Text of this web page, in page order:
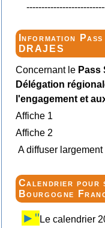
Information
DRAJES
Concernant lePass
Délégation
l'engagement et
Affiche 1
Affiche 2
A diffuser
Calendrier pour
Bourgogne
►" Le calendrier